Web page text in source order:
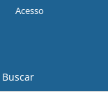
Buscar
Acesso